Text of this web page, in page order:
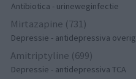
Antibiotica - urineweginfectie
Mirtazapine (731)
Depressie - antidepressiva overig
Amitriptyline (699)
Depressie - antidepressiva TCA